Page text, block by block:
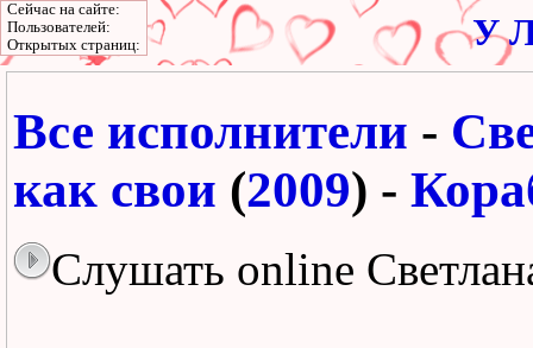
У
Все исполнители -
как свои (2009) -
Слушать online
Сейчас на сайте:
Пользователей:
Открытых страниц: